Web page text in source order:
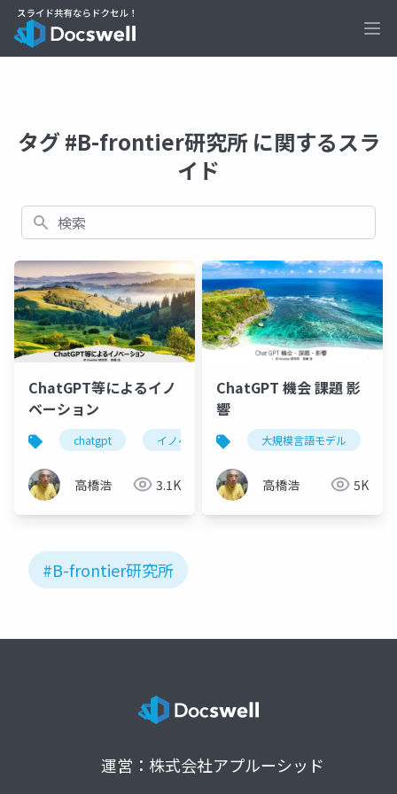
タグ #B-frontier研究所 に関するスラ
イド
検索
ChatGPT等によるイノ
ベーション
chatgpt イノベーション 新製品開発
高橋浩 3.1K
ChatGPT 機会 課題 影
響
大規模言語モデル
高橋浩 5K
#B-frontier研究所
運営：株式会社アプルーシッド